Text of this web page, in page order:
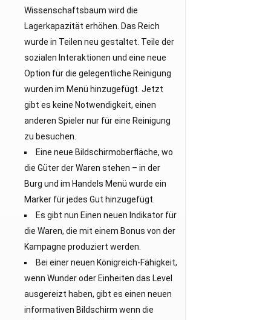
Wissenschaftsbaum wird die
Lagerkapazität erhöhen. Das Reich
wurde in Teilen neu gestaltet. Teile der
sozialen Interaktionen und eine neue
Option für die gelegentliche Reinigung
wurden im Menü hinzugefügt. Jetzt
gibt es keine Notwendigkeit, einen
anderen Spieler nur für eine Reinigung
zu besuchen.
Eine neue Bildschirmoberfläche, wo
die Güter der Waren stehen – in der
Burg und im Handels Menü wurde ein
Marker für jedes Gut hinzugefügt.
Es gibt nun Einen neuen Indikator für
die Waren, die mit einem Bonus von der
Kampagne produziert werden.
Bei einer neuen Königreich-Fähigkeit,
wenn Wunder oder Einheiten das Level
ausgereizt haben, gibt es einen neuen
informativen Bildschirm wenn die